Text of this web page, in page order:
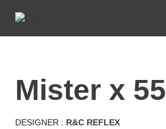
mister x 55
DESIGNER : R&C REFLEX